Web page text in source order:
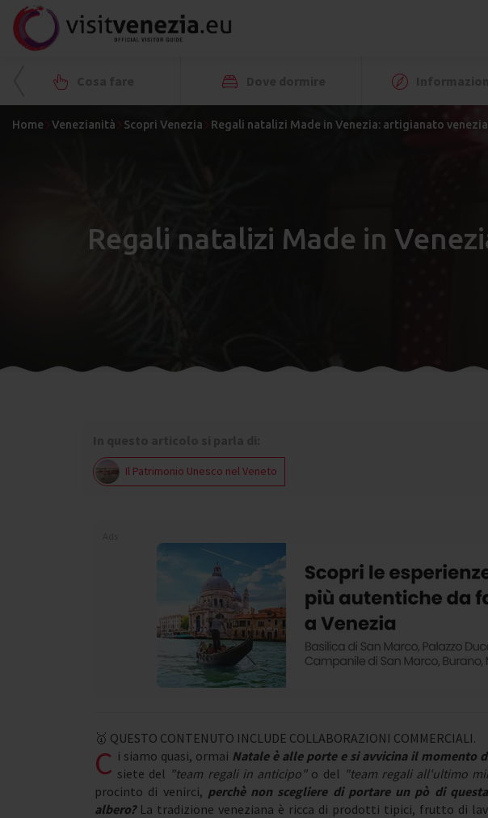
Home Venezianità Scopri Venezia Regali natalizi Made in Venezia: artigianato
Regali natalizi Made in
Il Patrimonio Unesco nel Veneto
🥇 QUESTO CONTENUTO INCLUDE COLLABORAZIONI COMMERCIALI.
C i siamo quasi, ormai Natale è alle porte e si avvicina il momento
siete del "team regali in anticipo" o del "team regali all'ultimo
procinto di venirci, perchè non scegliere di portare un pò di
albero?La tradizione veneziana è ricca di prodotti tipici, frutto di